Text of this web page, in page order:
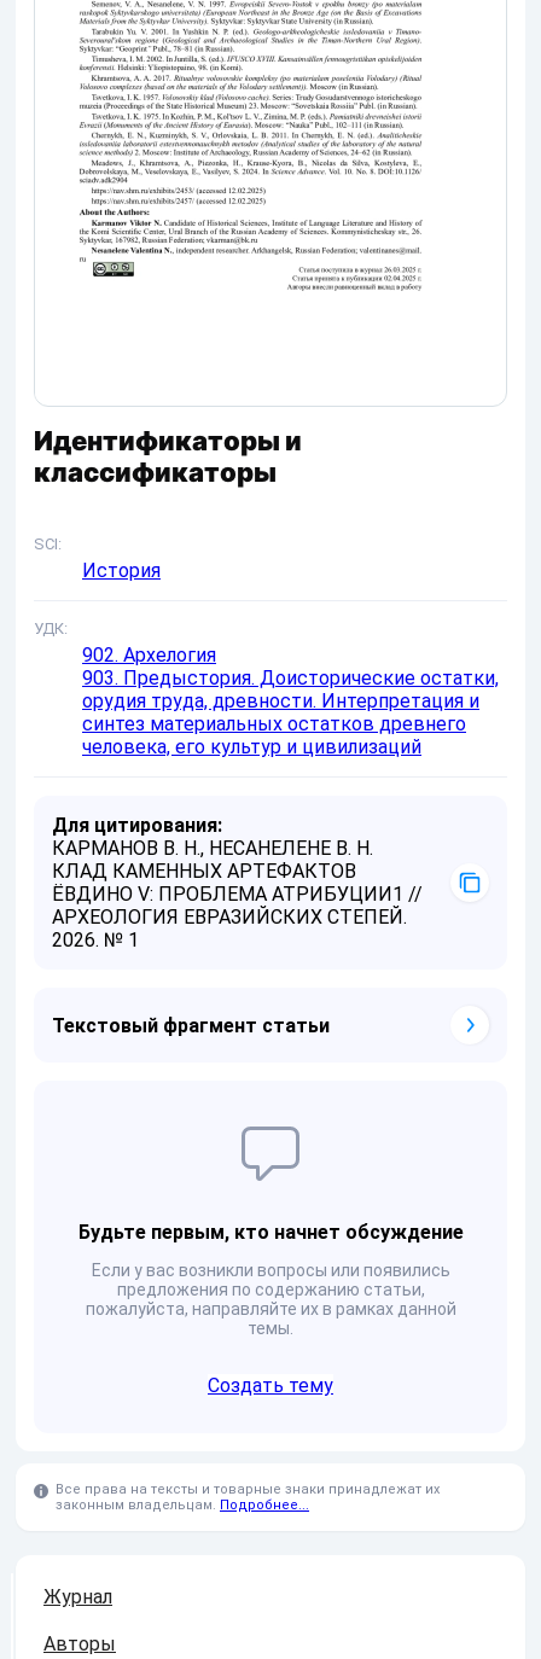
Идентификаторы и
классификаторы
SCI
История
УДК
902. Архелогия
903. Предыстория. Доисторические остатки,
орудия труда, древности. Интерпретация и
синтез материальных остатков древнего
человека, его культур и цивилизаций
Для цитирования:
КАРМАНОВ В. Н., НЕСАНЕЛЕНЕ В. Н.
КЛАД КАМЕННЫХ АРТЕФАКТОВ
ЁВДИНО V: ПРОБЛЕМА АТРИБУЦИИ1 //
АРХЕОЛОГИЯ ЕВРАЗИЙСКИХ СТЕПЕЙ.
2026. № 1
Текстовый фрагмент статьи
Будьте первым, кто начнет обсуждение
Если у вас возникли вопросы или появились
предложения по содержанию статьи,
пожалуйста, направляйте их в рамках данной
темы.
Создать тему
Все права на тексты и товарные знаки принадлежат их
законным владельцам. Подробнее...
Журнал
Авторы